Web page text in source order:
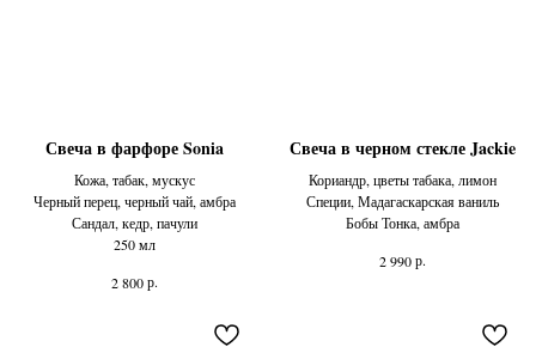
Свеча в фарфоре Sonia
Кожа, табак, мускус
Черный перец, черный чай, амбра
Сандал, кедр, пачули
250 мл
2 800 р.
Свеча в черном стекле Jackie
Кориандр, цветы табака, лимон
Специи, Мадагаскарская ваниль
Бобы Тонка, амбра
2 990 р.